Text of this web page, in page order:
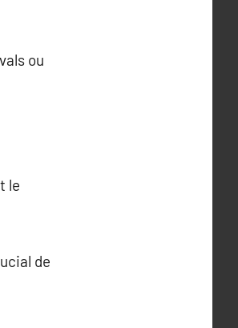
ou
le
de